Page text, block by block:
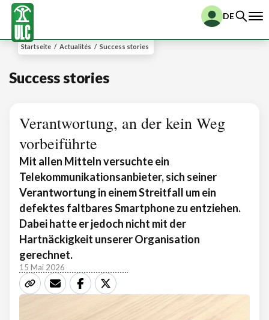
DE
Startseite / Actualités / Success stories
Success stories
Verantwortung, an der kein Weg
vorbeiführte
Mit allen Mitteln versuchte ein
Telekommunikationsanbieter, sich seiner
Verantwortung in einem Streitfall um ein
defektes faltbares Smartphone zu entziehen.
Dabei hatte er jedoch nicht mit der
Hartnäckigkeit unserer Organisation
gerechnet.
15 Mai 2026